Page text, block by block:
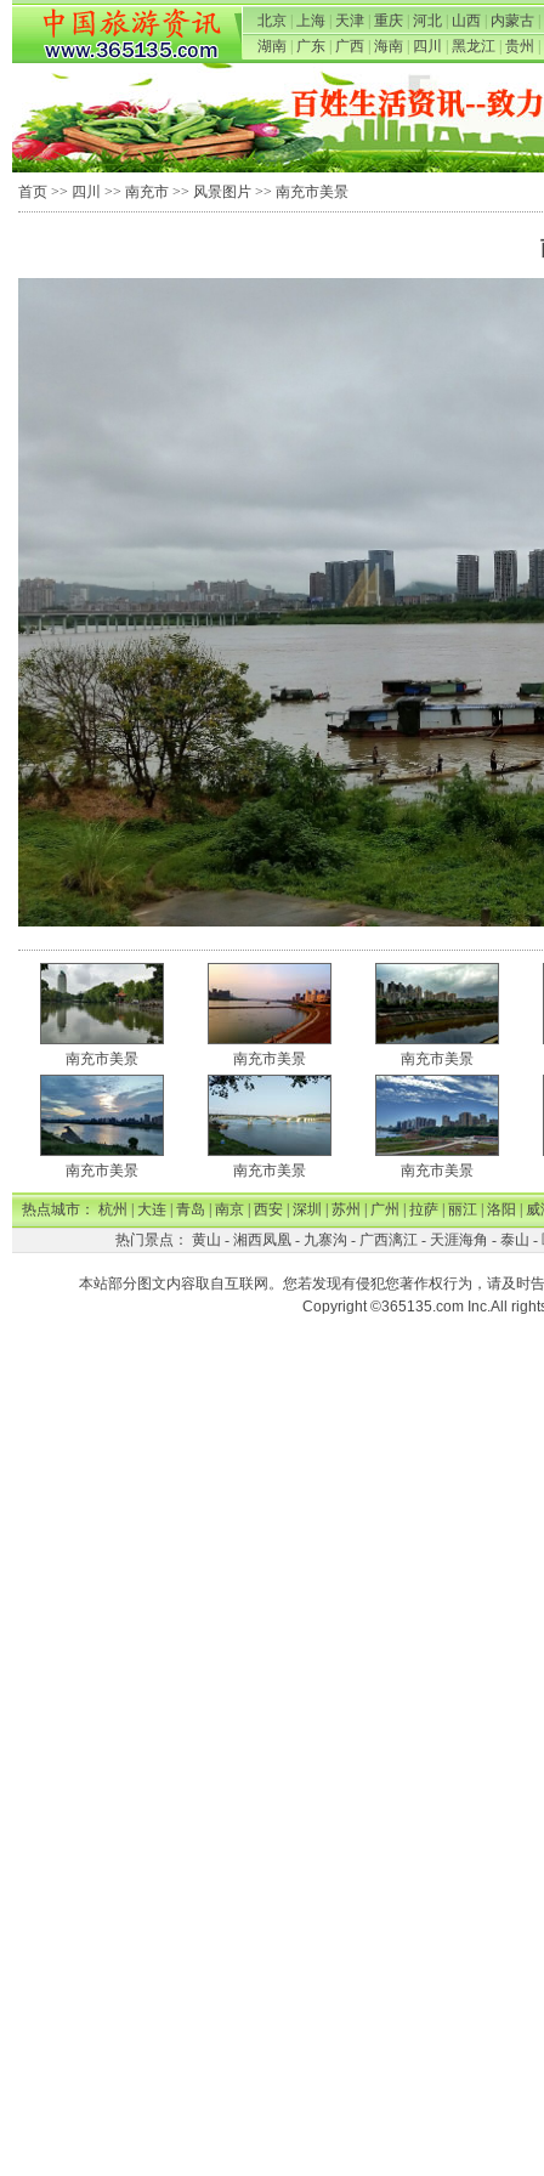
北京 上海 天津 重庆 河北 山西 内蒙古
湖南
广东 广西 海南 四川 黑龙江 贵州
首页 >> 四川 >> 南充市 >> 风景图片 >> 南充市美景
南充市美景 南充市美景 南充市美景
南充市美景 南充市美景 南充市美景
热点城市：杭州|大连|青岛|南京|西安|深圳|苏州|广州|拉萨|丽江|洛阳|威
热门景点： 黄山 - 湘西凤凰- 九寨沟 - 广西漓江- 天涯海角 - 泰山 -
本站部分图文内容取自互联网。您若发现有侵犯您著作权行为，请及时
Copyright ©365135.com Inc.All